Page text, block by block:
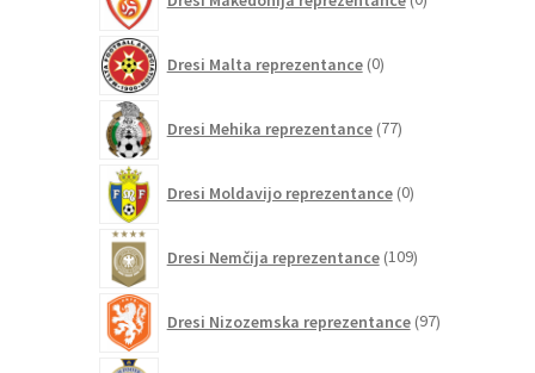
izdelkov
Dresi Malta reprezentance 0izdelkov
Dresi Mehika reprezentance 77izdelkov
Dresi Moldavijo reprezentance 0izdelkov
Dresi Nemčija reprezentance 109izdelkov
Dresi Nizozemska reprezentance 97izdelkov